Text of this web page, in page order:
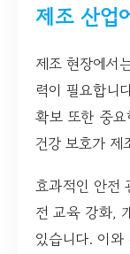
제조 산업
제조 현장에서
력이 필요합니
확보 또한 중
건강 보호가 제
효과적인 안전
전 교육 강화,
있습니다. 이